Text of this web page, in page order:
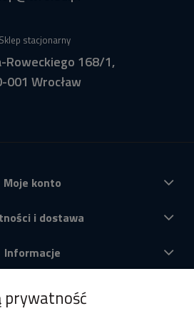
Sklep stacjonarny
Roweckiego 168/1,
001 Wrocław
Moje konto
i dostawa
Informacje
prywatność